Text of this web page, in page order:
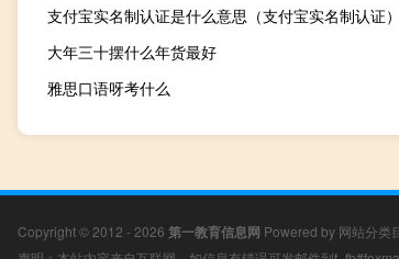
支付宝实名制认证是什么意思（支付宝实名制认证）
大年三十摆什么年货最好
雅思口语呀考什么
Copyright © 2012 - 2026 第一教育信息网 Powered by 网站分类